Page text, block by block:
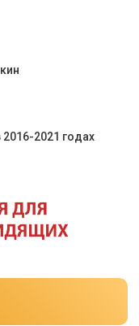
2021 годах